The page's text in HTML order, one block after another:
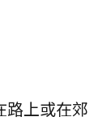
路上或在郊